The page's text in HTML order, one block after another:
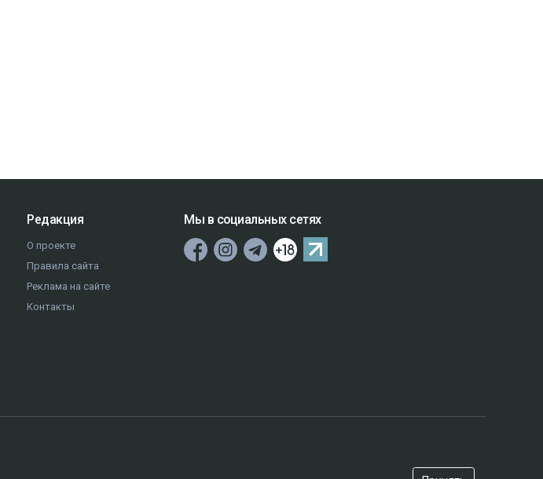
Редакция
О проекте
Правила сайта
Реклама на сайте
Контакты
Мы в социальных сетях